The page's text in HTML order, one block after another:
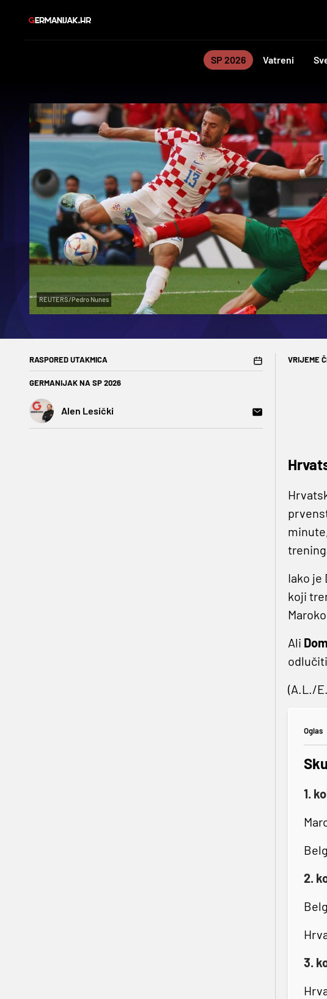
SP 2026 Vatreni
REUTERS/Pedro Nunes
RASPORED UTAKMICA
GERMANIJAK NA SP 2026
Alen Lesički
VRIJEME
Iako je
koji
Ali
(A.L./
Oglas
1.
2.
3.